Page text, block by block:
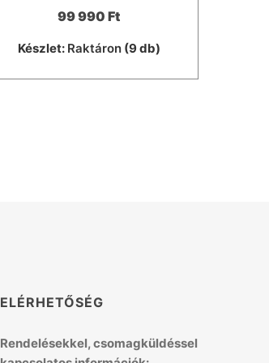
99 990 Ft
Készlet: Raktáron(9 db)
ELÉRHETŐSÉG
Rendelésekkel, csomagküldéssel